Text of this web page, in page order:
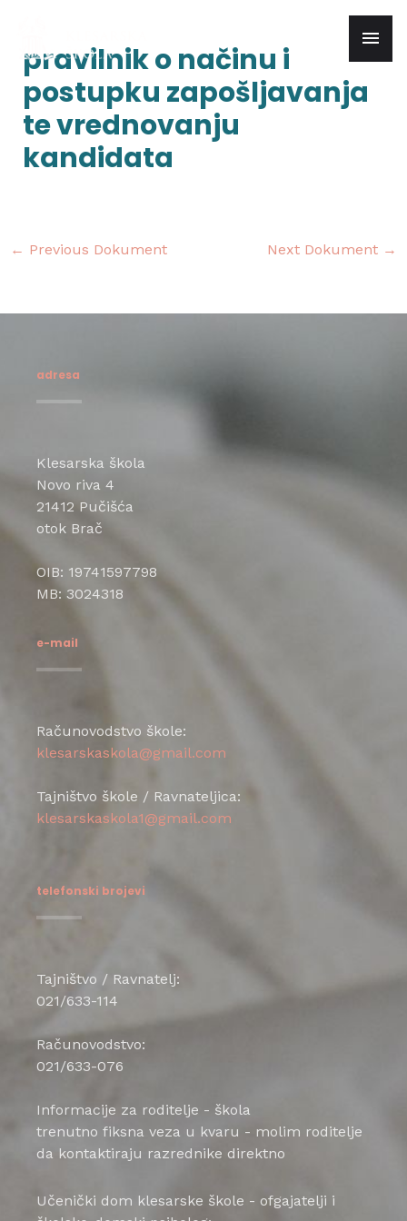
contentpravilnik o načinu i
postupku zapošljavanja
te vrednovanju
kandidata
navigation
← Previous Dokument Next Dokument →
adresa
Klesarska škola
Novo riva 4
21412 Pučišća
otok Brač
OIB: 19741597798
MB: 3024318
e-mail
Računovodstvo škole:
klesarskaskola@gmail.com
Tajništvo škole / Ravnateljica:
klesarskaskola1@gmail.com
telefonski brojevi
Tajništvo / Ravnatelj:
021/633-114
Računovodstvo:
021/633-076
Informacije za roditelje - škola
trenutno fiksna veza u kvaru - molim roditelje
da kontaktiraju razrednike direktno
Učenički dom klesarske škole - ofgajatelji i